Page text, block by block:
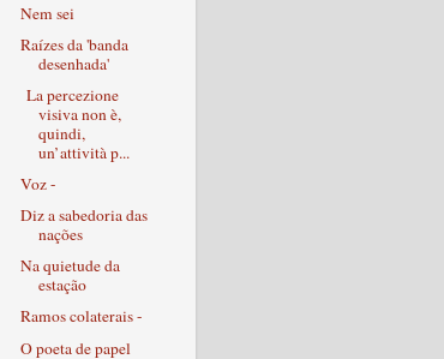
Nem sei
Raízes da 'banda
desenhada'
La percezione
visiva non è,
quindi,
un’attività p...
Voz -
Diz a sabedoria das
nações
Na quietude da
estação
Ramos colaterais -
O poeta de papel